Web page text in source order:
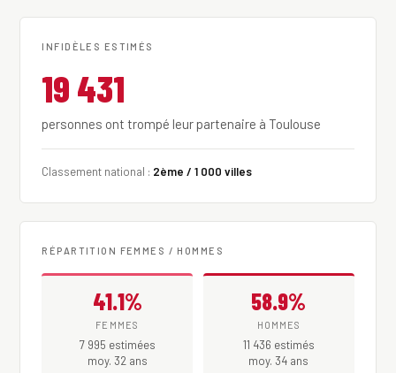
INFIDÈLES ESTIMÉS
19 431
personnes ont trompé leur partenaire à Toulouse
Classement national : 2ème / 1 000 villes
RÉPARTITION FEMMES / HOMMES
41.1%
FEMMES
7 995 estimées
moy. 32 ans
58.9%
HOMMES
11 436 estimés
moy. 34 ans